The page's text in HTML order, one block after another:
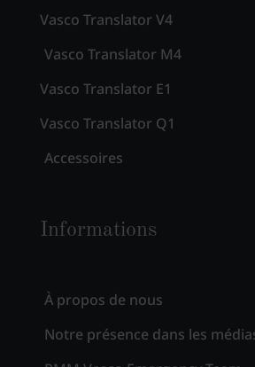
Vasco Translator V4
Vasco Translator M4
Vasco Translator E1
Vasco Translator Q1
Accessoires
Informations
À propos de nous
Notre présence dans les